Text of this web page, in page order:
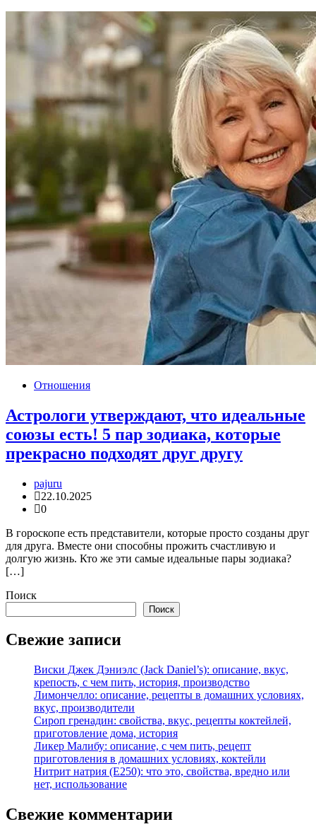
Отношения
Астрологи утверждают, что идеальные
союзы есть! 5 пар зодиака, которые
прекрасно подходят друг другу
pajuru
22.10.2025
0
В гороскопе есть представители, которые просто созданы друг
для друга. Вместе они способны прожить счастливую и
долгую жизнь. Кто же эти самые идеальные пары зодиака?
[…]
Поиск
Поиск
Свежие записи
Виски Джек Дэниэлс (Jack Daniel’s): описание, вкус,
крепость, с чем пить, история, производство
Лимончелло: описание, рецепты в домашних условиях,
вкус, производители
Сироп гренадин: свойства, вкус, рецепты коктейлей,
приготовление дома, история
Ликер Малибу: описание, с чем пить, рецепт
приготовления в домашних условиях, коктейли
Нитрит натрия (Е250): что это, свойства, вредно или
нет, использование
Свежие комментарии